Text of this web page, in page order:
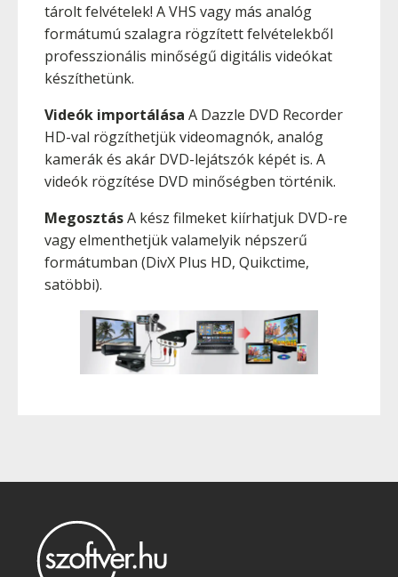
tárolt felvételek! A VHS vagy más analóg
formátumú szalagra rögzített felvételekből
professzionális minőségű digitális videókat
készíthetünk.
Videók importálása A Dazzle DVD Recorder
HD-val rögzíthetjük videomagnók, analóg
kamerák és akár DVD-lejátszók képét is. A
videók rögzítése DVD minőségben történik.
MegosztásA kész filmeket kiírhatjuk DVD-re
vagy elmenthetjük valamelyik népszerű
formátumban (DivX Plus HD, Quikctime,
satöbbi).